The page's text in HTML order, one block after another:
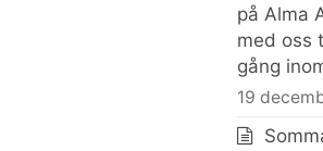
på Alma
med oss
gång
19